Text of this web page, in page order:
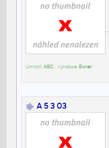
Umístil:AEC• Výrobce: Exner
A 5 3 03